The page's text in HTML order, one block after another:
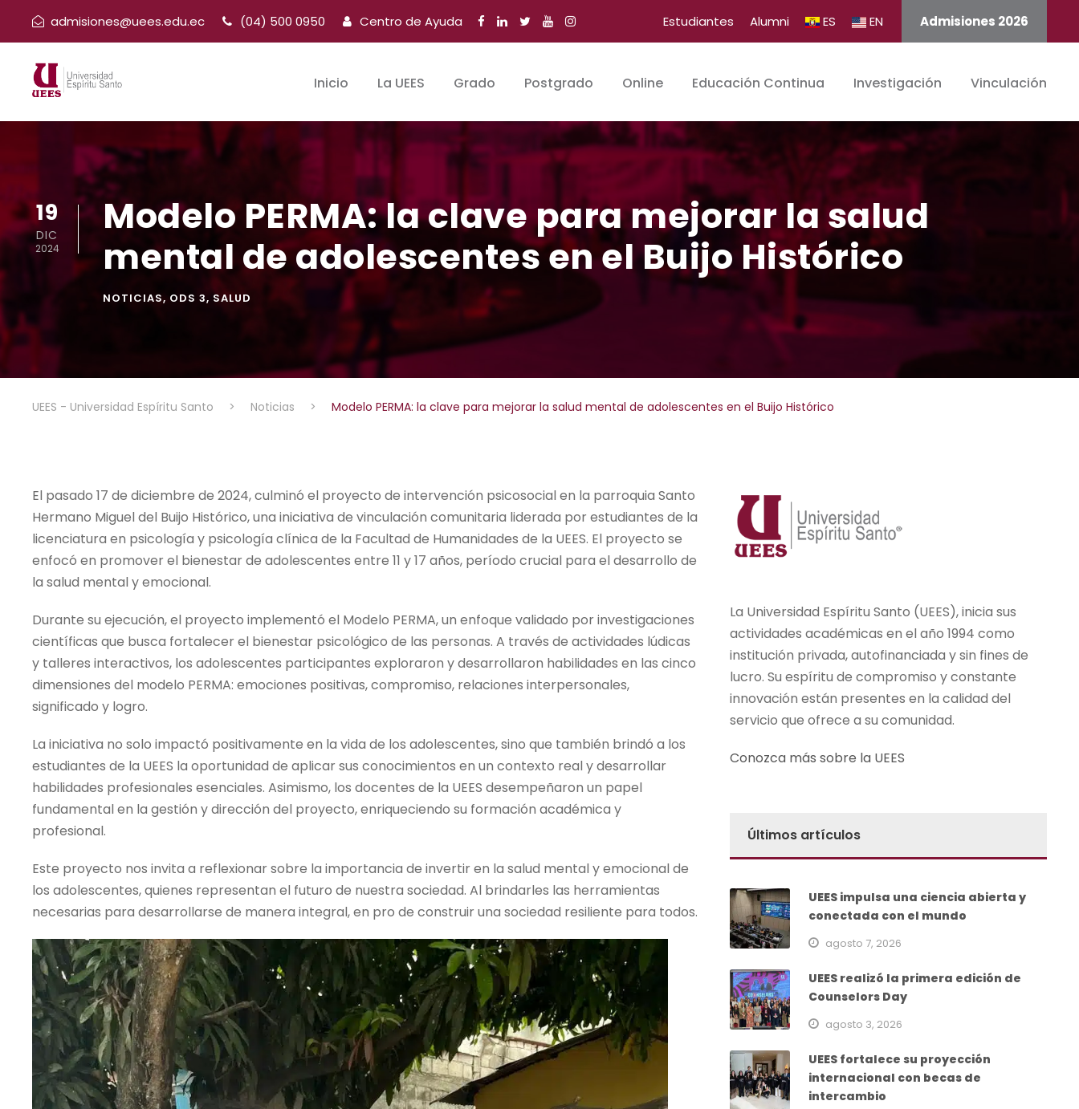
admisiones@uees.edu.ec (04) 500 0950 Centro de Ayuda Estudiantes Alumni ES EN Admisiones 2026
Inicio La UEES Grado Postgrado Online Educación Continua Investigación Vinculación
19
DIC
2024
Modelo PERMA: la clave para mejorar la salud
mental de adolescentes en el Buijo Histórico
NOTICIAS, ODS 3, SALUD
UEES - Universidad Espíritu Santo > Noticias > Modelo PERMA: la clave para mejorar la salud mental de adolescentes en el Buijo Histórico
El pasado 17 de diciembre de 2024, culminó el proyecto de intervención psicosocial en la parroquia Santo
Hermano Miguel del Buijo Histórico, una iniciativa de vinculación comunitaria liderada por estudiantes de la
licenciatura en psicología y psicología clínica de la Facultad de Humanidades de la UEES. El proyecto se
enfocó en promover el bienestar de adolescentes entre 11 y 17 años, período crucial para el desarrollo de
la salud mental y emocional.
Durante su ejecución, el proyecto implementó el Modelo PERMA, un enfoque validado por investigaciones
científicas que busca fortalecer el bienestar psicológico de las personas. A través de actividades lúdicas
y talleres interactivos, los adolescentes participantes exploraron y desarrollaron habilidades en las cinco
dimensiones del modelo PERMA: emociones positivas, compromiso, relaciones interpersonales,
significado y logro.
La iniciativa no solo impactó positivamente en la vida de los adolescentes, sino que también brindó a los
estudiantes de la UEES la oportunidad de aplicar sus conocimientos en un contexto real y desarrollar
habilidades profesionales esenciales. Asimismo, los docentes de la UEES desempeñaron un papel
fundamental en la gestión y dirección del proyecto, enriqueciendo su formación académica y
profesional.
Este proyecto nos invita a reflexionar sobre la importancia de invertir en la salud mental y emocional de
los adolescentes, quienes representan el futuro de nuestra sociedad. Al brindarles las herramientas
necesarias para desarrollarse de manera integral, en pro de construir una sociedad resiliente para todos.
La Universidad Espíritu Santo (UEES), inicia sus
actividades académicas en el año 1994 como
institución privada, autofinanciada y sin fines de
lucro. Su espíritu de compromiso y constante
innovación están presentes en la calidad del
servicio que ofrece a su comunidad.
Conozca más sobre la UEES
Últimos artículos
UEES impulsa una ciencia abierta y
conectada con el mundo
agosto 7, 2026
UEES realizó la primera edición de
Counselors Day
agosto 3, 2026
UEES fortalece su proyección
internacional con becas de
intercambio